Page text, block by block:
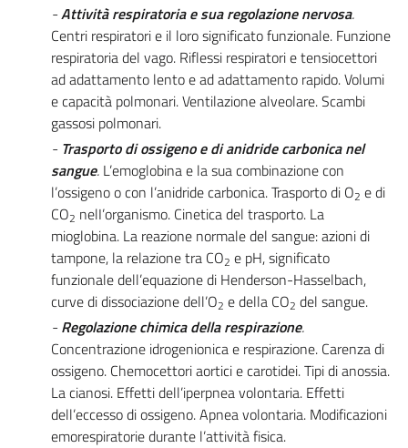
-Attività respiratoria e sua regolazione nervosa.
Centri respiratori e il loro significato funzionale. Funzione
respiratoria del vago. Riflessi respiratori e tensiocettori
ad adattamento lento e ad adattamento rapido. Volumi
e capacità polmonari. Ventilazione alveolare. Scambi
gassosi polmonari.
- Trasporto di ossigeno e di anidride carbonica nel
sangue. L’emoglobina e la sua combinazione con
l’ossigeno o con l’anidride carbonica. Trasporto di O2 e di
CO2 nelI’organismo. Cinetica del trasporto. La
mioglobina. La reazione normale del sangue: azioni di
tampone, la relazione tra CO2 e pH, significato
funzionale dell’equazione di Henderson-Hasselbach,
curve di dissociazione dell’O2 e della CO2 del sangue.
- Regolazione chimica della respirazione.
Concentrazione idrogenionica e respirazione. Carenza di
ossigeno. Chemocettori aortici e carotidei. Tipi di anossia.
La cianosi. Effetti dell’iperpnea volontaria. Effetti
dell’eccesso di ossigeno. Apnea volontaria. Modificazioni
emorespiratorie durante l’attività fisica.